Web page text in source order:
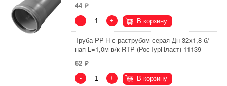
44
- + В корзину
Труба PP-H с раструбом серая Дн 32х1,8 б/
нап L=1,0м в/к RTP (РосТурПласт) 11139
62
- + В корзину